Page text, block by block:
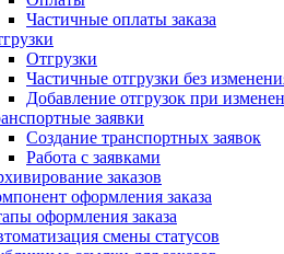
Частичные оплаты заказа
Отгрузки
Частичные отгрузки без
Добавление отгрузок при
заявки
Создание транспортных заявок
Работа с заявками
заказов
оформления заказа
оформления заказа
смены статусов